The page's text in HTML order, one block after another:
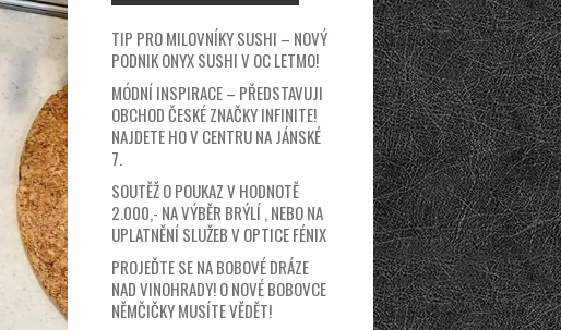
TIP PRO MILOVNÍKY SUSHI – NOVÝ
PODNIK ONYX SUSHI V OC LETMO!
MÓDNÍ INSPIRACE – PŘEDSTAVUJI
OBCHOD ČESKÉ ZNAČKY INFINITE!
NAJDETE HO V CENTRU NA JÁNSKÉ
7.
SOUTĚŽ O POUKAZ V HODNOTĚ
2.000,- NA VÝBĚR BRÝLÍ , NEBO NA
UPLATNĚNÍ SLUŽEB V OPTICE FÉNIX
PROJEĎTE SE NA BOBOVÉ DRÁZE
NAD VINOHRADY! O NOVÉ BOBOVCE
NĚMČIČKY MUSÍTE VĚDĚT!